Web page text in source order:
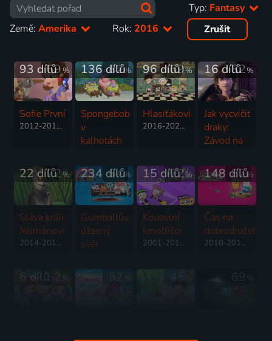
Typ: Fantasy
Země: Amerika Rok: 2016 Zrušit
69%
93 dílů
Sofie První
2012-2018 | USA | Animovaný, Dobrodružný, Fantasy, Hudební, Pohádka, Rodinný, Science Fiction, Komedie, Mysteriózní
82%
136 dílů
Spongebob
v
kalhotách
69%
96 dílů
Hlasiťákovi
2016-2026 | USA | Animovaný, Akční, Dobrodružný, Drama, Fantasy, Hudební, Komedie, Rodinný, Thriller
82%
16 dílů
Jak vycvičit
draky:
Závod na
2015-2017 | USA | Animovaný, Akční, Dobrodružný, Fantasy, Komedie, Rodinný
72 %
22 dílů
Sláva králi
Jelimánovi
2014-2016 | USA | Animovaný, Akční, Dobrodružný, Fantasy, Komedie, Rodinný
84%
234 dílů
Gumballův
úžasný
svět
72%
15 dílů
Kouzelní
kmotříčci
2001-2017 | USA | Animovaný, Dobrodružný, Fantasy, Komedie, Rodinný
87%
148 dílů
Čas na
dobrodružství
2010-2018 | USA | Animovaný, Akční, Dobrodružný, Fantasy, Komedie, Rodinný, Science Fiction
62
6 dílů 52 45 69